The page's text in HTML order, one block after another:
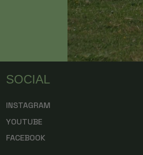
SOCIAL
INSTAGRAM
YOUTUBE
FACEBOOK